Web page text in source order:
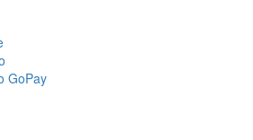
GoPay